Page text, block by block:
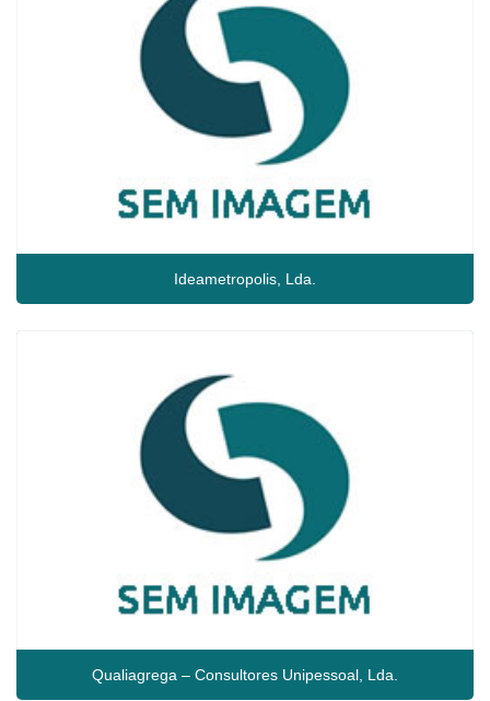
Ideametropolis, Lda.
Qualiagrega – Consultores Unipessoal, Lda.